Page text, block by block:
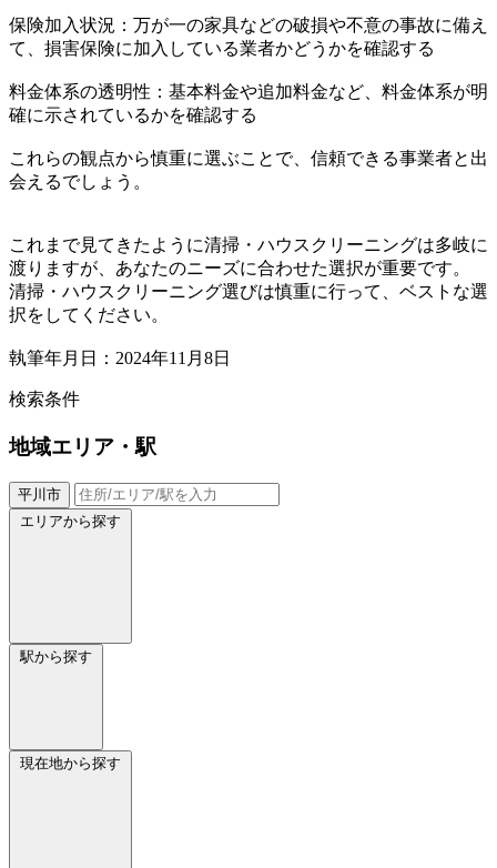
保険加入状況：万が一の家具などの破損や不意の事故に備え
て、損害保険に加入している業者かどうかを確認する
料金体系の透明性：基本料金や追加料金など、料金体系が明
確に示されているかを確認する
これらの観点から慎重に選ぶことで、信頼できる事業者と出
会えるでしょう。
これまで見てきたように清掃・ハウスクリーニングは多岐に
渡りますが、あなたのニーズに合わせた選択が重要です。
清掃・ハウスクリーニング選びは慎重に行って、ベストな選
択をしてください。
執筆年月日：2024年11月8日
検索条件
地域エリア・駅
平川市
エリアから探す
駅から探す
現在地から探す